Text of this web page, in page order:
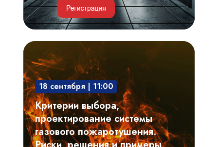
Критерии
выбора,
проектирование
системы
газового
пожаротушения.
Риски,
решения
18 сентября | 11:00
Критерии выбора,
проектирование системы
газового пожаротушения.